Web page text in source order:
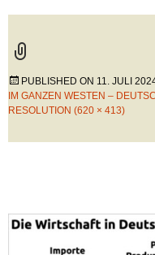
PUBLISHED ON 11. JULI
IM GANZEN WESTEN –
RESOLUTION (620 × 413)